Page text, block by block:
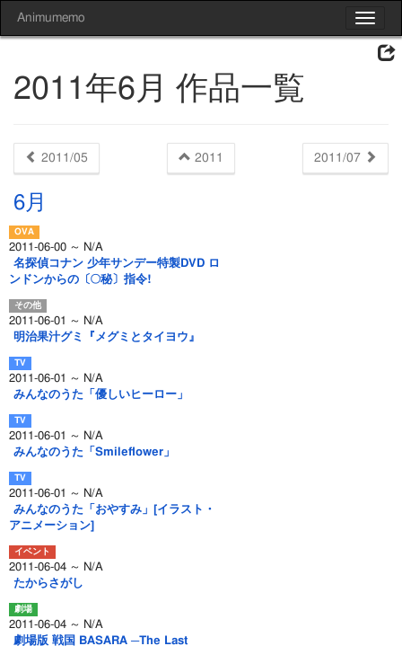
Toggle
Animumemo
2011年6月 作品一覧
2011/05 2011 2011/07
6月
2011-06-00 ～ N/A
名探偵コナン 少年サンデー特製DVD ロ
ンドンからの〔○秘〕指令!
2011-06-01 ～ N/A
明治果汁グミ『メグミとタイヨウ』
2011-06-01 ～ N/A
みんなのうた「優しいヒーロー」
2011-06-01 ～ N/A
みんなのうた「Smileflower」
2011-06-01 ～ N/A
みんなのうた「おやすみ」[イラスト・
アニメーション]
2011-06-04 ～ N/A
たからさがし
2011-06-04 ～ N/A
劇場版 戦国 BASARA ─The Last